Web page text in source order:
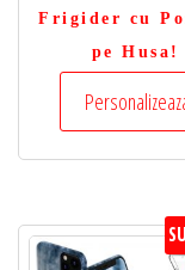
Frigider cu
pe Husa!